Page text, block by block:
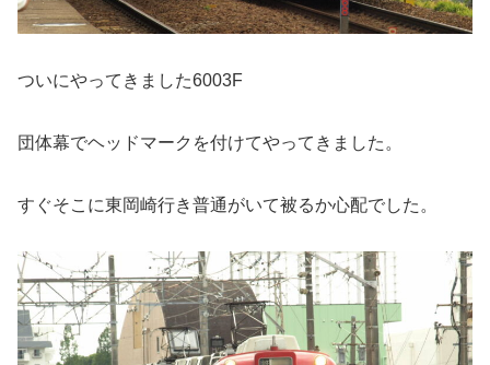
ついにやってきました6003F
団体幕でヘッドマークを付けてやってきました。
すぐそこに東岡崎行き普通がいて被るか心配でした。